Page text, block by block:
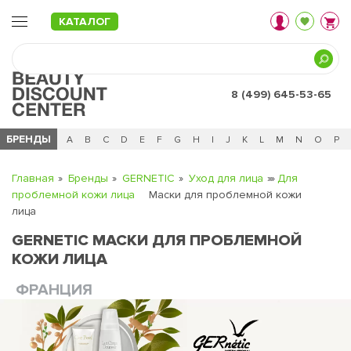
КАТАЛОГ
8 (499) 645-53-65
БРЕНДЫ
Ч 0 - 9 A B C D E F G H I J K L M N O P
Главная Бренды GERNETIC Уход для лица
Для
проблемной кожи лица
Маски для проблемной кожи
лица
GERNETIC МАСКИ ДЛЯ ПРОБЛЕМНОЙ
КОЖИ ЛИЦА
ФРАНЦИЯ